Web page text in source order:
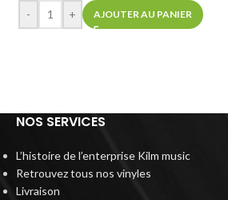
- + AJOUTER AU PANIER
NOS SERVICES
L’histoire de l’enterprise Kilm music
Retrouvez tous nos vinyles
Livraison